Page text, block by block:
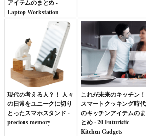
アイテムのまとめ -
Laptop Workstation
現代の考える人？！ 人々
の日常をユニークに切り
とったスマホスタンド -
precious memory
これが未来のキッチン！
スマートクッキング時代
のキッチンアイテムのま
とめ - 20 Futuristic
Kitchen Gadgets